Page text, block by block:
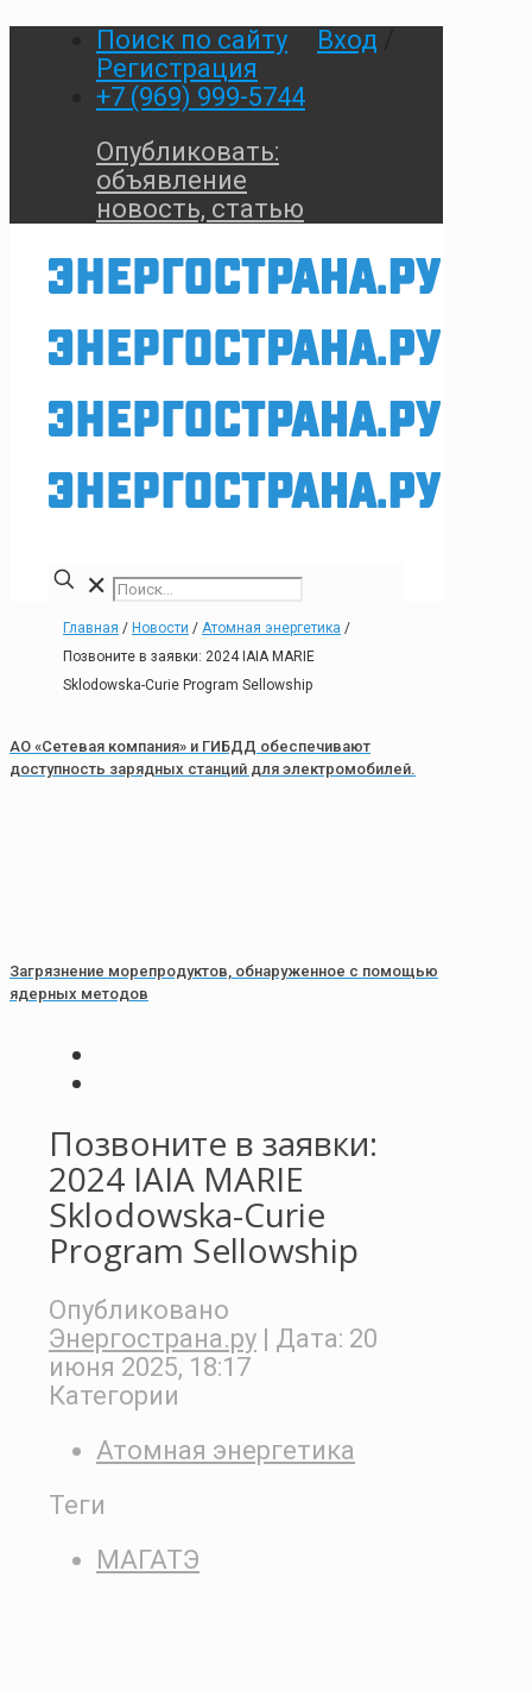
Поиск по сайту Вход
Регистрация
+7 (969) 999-5744
Опубликовать:
объявление
новость, статью
✕
Главная / Новости / Атомная энергетика /
Позвоните в заявки: 2024 IAIA MARIE
Sklodowska-Curie Program Sellowship
АО «Сетевая компания» и ГИБДД обеспечивают
доступность зарядных станций для электромобилей.
Загрязнение морепродуктов, обнаруженное с помощью
ядерных методов
Позвоните в заявки:
2024 IAIA MARIE
Sklodowska-Curie
Program Sellowship
Опубликовано
Энергострана.ру | Дата: 20
июня 2025, 18:17
Категории
Атомная энергетика
Теги
МАГАТЭ